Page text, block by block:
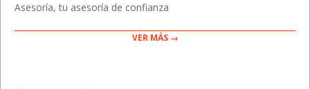
Asesoría, tu asesoría de confianza
VER MÁS →